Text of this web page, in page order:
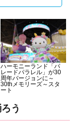
ハーモニーランド「パ
レードパラレル」が30
周年バージョンに～
30thメモリーズ～スタ
ート
う